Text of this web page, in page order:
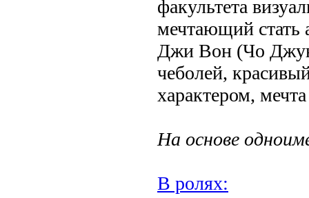
факультета
мечтающий стать
Джи Вон (Чо
чеболей,
характером,
На основе
В ролях: